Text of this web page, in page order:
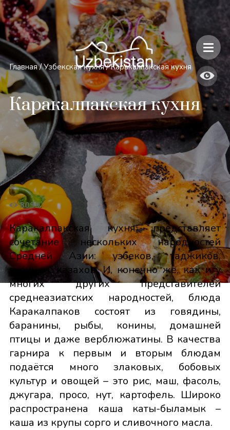
Безопасность и особенности путешествий по Узбекистану
Главная / Узбекская кухня / Каракалпакская кухня
Каракалпакская кухня
8099
Каракалпакская кухня представляет
сочетание нескольких народностей
Средней Азии: узбеков, таджиков,
туркмен, казахов. И, конечно же, как и у
многих других представителей
среднеазиатских народностей, блюда
Каракалпаков состоят из говядины,
баранины, рыбы, конины, домашней
птицы и даже верблюжатины. В качества
гарнира к первым и вторым блюдам
подаётся много злаковых, бобовых
культур и овощей – это рис, маш, фасоль,
джугара, просо, нут, картофель. Широко
распространена каша каты-быламык –
каша из крупы сорго и сливочного масла.